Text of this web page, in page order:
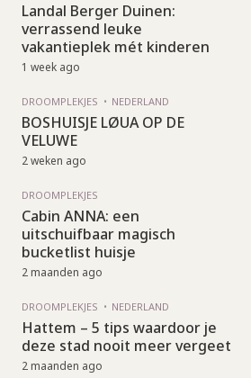
Landal Berger Duinen:
verrassend leuke
vakantieplek mét kinderen
1 week ago
DROOMPLEKJES NEDERLAND
BOSHUISJE LØUA OP DE
VELUWE
2 weken ago
DROOMPLEKJES
Cabin ANNA: een
uitschuifbaar magisch
bucketlist huisje
2 maanden ago
DROOMPLEKJES NEDERLAND
Hattem – 5 tips waardoor je
deze stad nooit meer vergeet
2 maanden ago